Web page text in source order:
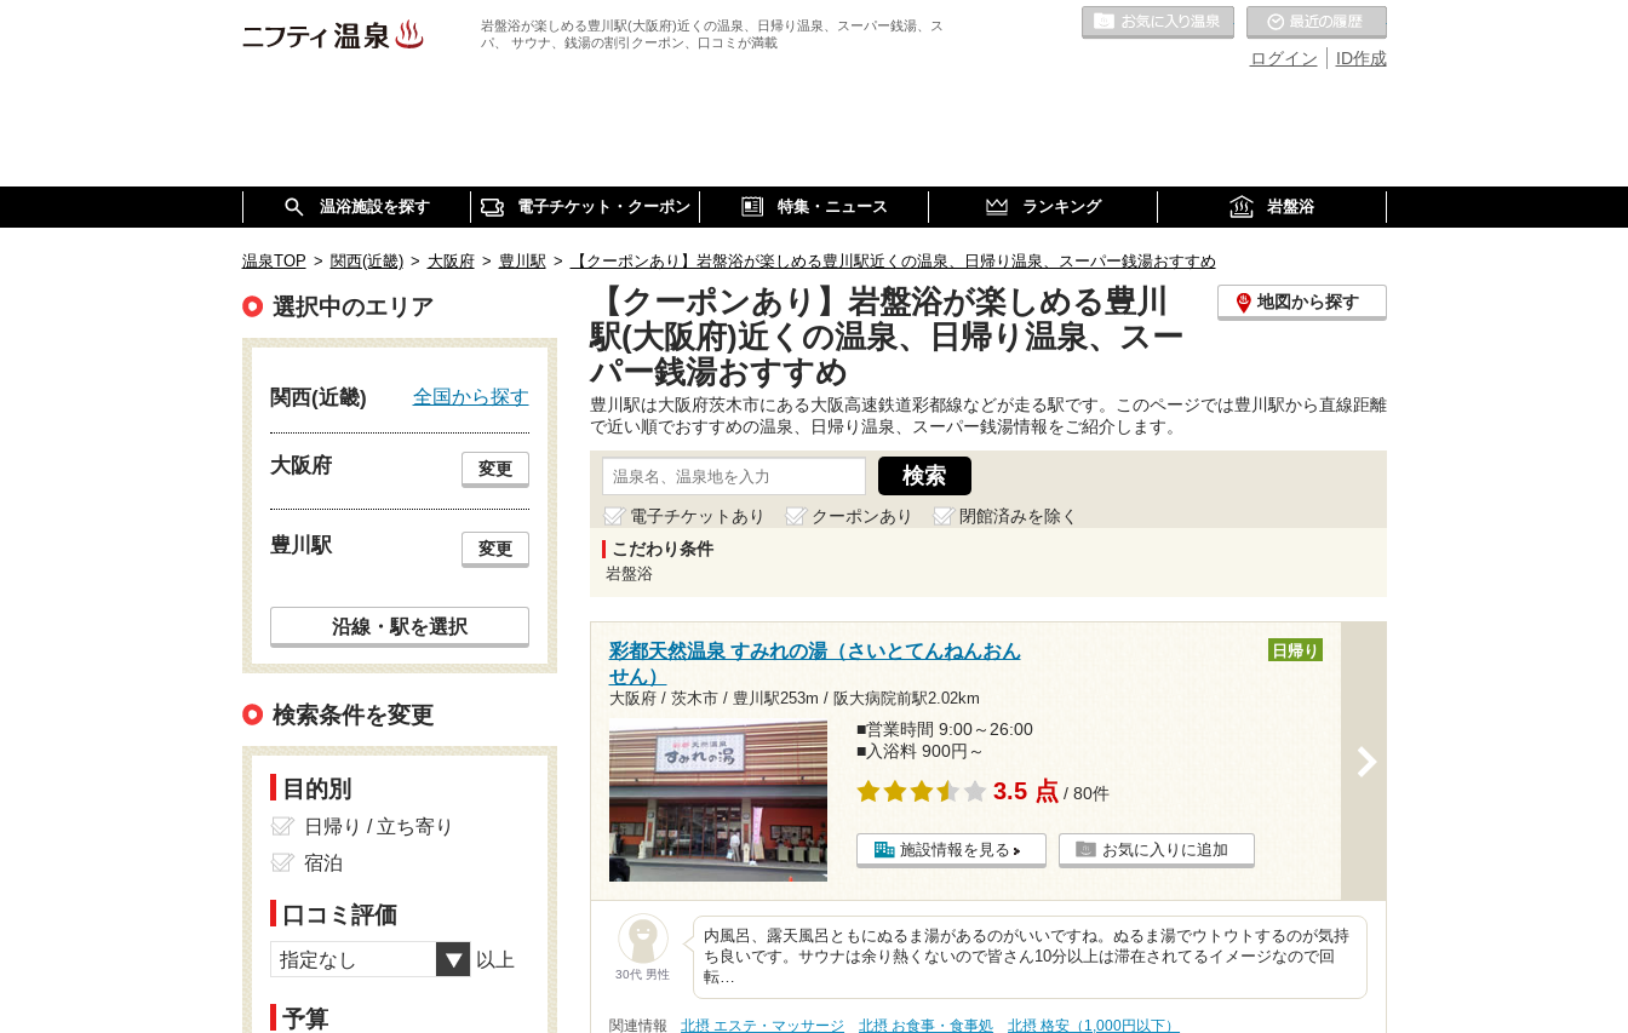
岩盤浴が楽しめる豊川駅(大阪府)近くの温泉、日帰り温泉、スーパー銭湯、ス
パ、 サウナ、銭湯の割引クーポン、口コミが満載
ID作成
ログイン
お気に入りの温泉
温浴施設を探す 電子チケット・クーポン 特集・ニュース ランキング 岩盤浴
温泉TOP > 関西(近畿) > 大阪府 > 豊川駅 > 【クーポンあり】岩盤浴が楽しめる豊川駅近くの温泉、日帰り温泉、スーパー銭湯おすすめ
【クーポンあり】岩盤浴が楽しめる豊川
駅(大阪府)近くの温泉、日帰り温泉、スー
パー銭湯おすすめ
地図から探す
豊川駅は大阪府茨木市にある大阪高速鉄道彩都線などが走る駅です。このページでは豊川駅から直線距離
で近い順でおすすめの温泉、日帰り温泉、スーパー銭湯情報をご紹介します。
電子チケットあり クーポンあり
閉館済みを除く
こだわり条件
岩盤浴
彩都天然温泉 すみれの湯（さいとてんねんおん
せん）
大阪府 / 茨木市 / 豊川駅253m / 阪大病院前駅2.02km
日帰り
■営業時間 9:00～26:00
■入浴料 900円～
3.5 点 / 80件
施設情報を見る お気に入りに追加
30代 男性
内風呂、露天風呂ともにぬるま湯があるのがいいですね。ぬるま湯でウトウトするのが気持
ち良いです。サウナは余り熱くないので皆さん10分以上は滞在されてるイメージなので回
転…
関連情報 北摂 エステ・マッサージ 北摂 お食事・食事処
北摂 格安（1,000円以下）
選択中のエリア
関西(近畿) 全国から探す
大阪府 変更
豊川駅 変更
沿線・駅を選択
検索条件を変更
目的別
日帰り / 立ち寄り
宿泊
口コミ評価
指定なし 以上
予算